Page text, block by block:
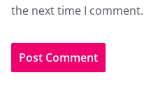
the next time I comment.